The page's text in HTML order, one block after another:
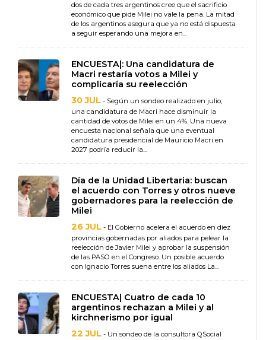
dos de cada tres argentinos cree que el sacrificio
económico que pide Milei no vale la pena. La mitad
de los argentinos asegura que ya no está dispuesta
a seguir esperando una mejora en...
ENCUESTA|: Una candidatura de
Macri restaría votos a Milei y
complicaría su reelección
30 JUL - Según un sondeo realizado en julio,
una candidatura de Macri hace disminuir la
cantidad de votos de Milei en un 4%. Una nueva
encuesta nacional señala que una eventual
candidatura presidencial de Mauricio Macri en
2027 podría reducir la...
Día de la Unidad Libertaria: buscan
el acuerdo con Torres y otros nueve
gobernadores para la reelección de
Milei
26 JUL - El Gobierno acelera el acuerdo en diez
provincias gobernadas por aliados para pelear la
reelección de Javier Milei y aprobar la suspensión
de las PASO en el Congreso. Un posible acuerdo
con Ignacio Torres suena entre los aliados La...
ENCUESTA| Cuatro de cada 10
argentinos rechazan a Milei y al
kirchnerismo por igual
22 JUL - Un sondeo de la consultora QSocial